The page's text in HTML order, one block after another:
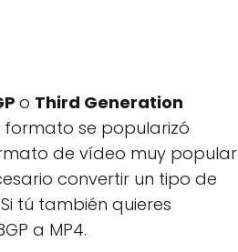
o Third Generation
formato se popularizó
de vídeo muy popular
convertir un tipo de
tú también quieres
a MP4.